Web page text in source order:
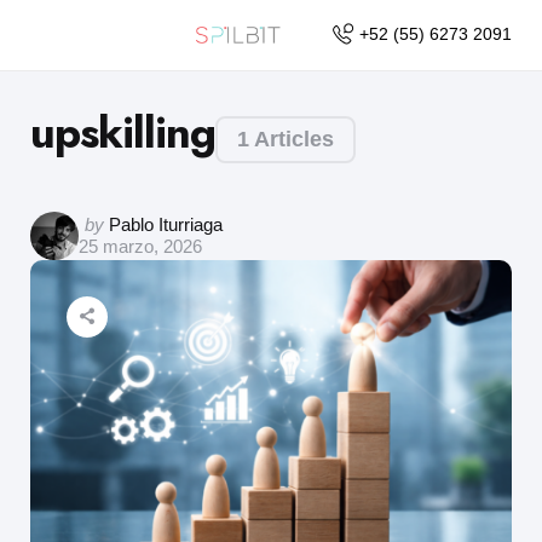
+52 (55) 6273 2091
1 Articles
upskilling
by Pablo Iturriaga
25 marzo, 2026